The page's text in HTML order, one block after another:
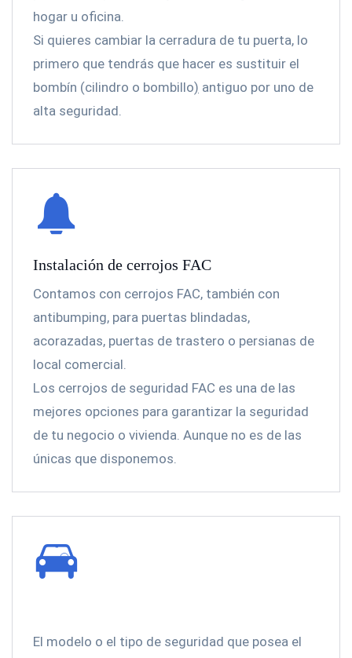
hogar u oficina.
Si quieres cambiar la cerradura de tu puerta, lo
primero que tendrás que hacer es sustituir el
bombín (cilindro o bombillo) antiguo por uno de
alta seguridad.
Instalación de cerrojos FAC
Contamos con cerrojos FAC, también con
antibumping, para puertas blindadas,
acorazadas, puertas de trastero o persianas de
local comercial.
Los cerrojos de seguridad FAC es una de las
mejores opciones para garantizar la seguridad
de tu negocio o vivienda. Aunque no es de las
únicas que disponemos.
El modelo o el tipo de seguridad que posea el